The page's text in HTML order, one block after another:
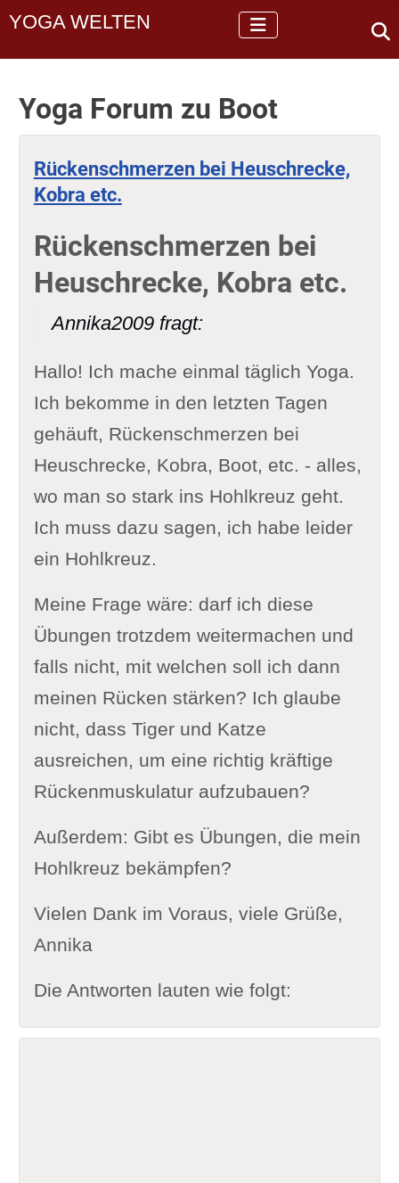
YOGA WELTEN
Yoga Forum zu Boot
Rückenschmerzen bei Heuschrecke,
Kobra etc.
Rückenschmerzen bei
Heuschrecke, Kobra etc.
Annika2009 fragt:
Hallo! Ich mache einmal täglich Yoga.
Ich bekomme in den letzten Tagen
gehäuft, Rückenschmerzen bei
Heuschrecke, Kobra, Boot, etc. - alles,
wo man so stark ins Hohlkreuz geht.
Ich muss dazu sagen, ich habe leider
ein Hohlkreuz.
Meine Frage wäre: darf ich diese
Übungen trotzdem weitermachen und
falls nicht, mit welchen soll ich dann
meinen Rücken stärken? Ich glaube
nicht, dass Tiger und Katze
ausreichen, um eine richtig kräftige
Rückenmuskulatur aufzubauen?
Außerdem: Gibt es Übungen, die mein
Hohlkreuz bekämpfen?
Vielen Dank im Voraus, viele Grüße,
Annika
Die Antworten lauten wie folgt: